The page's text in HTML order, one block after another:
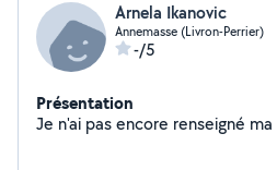
Arnela Ikanovic
Annemasse (Livron-Perrier)
-/5
Présentation